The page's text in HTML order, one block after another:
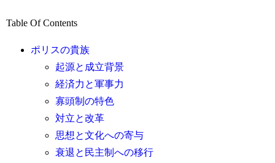
Table Of Contents
ポリスの貴族
起源と成立背景
経済力と軍事力
寡頭制の特色
対立と改革
思想と文化への寄与
衰退と民主制への移行